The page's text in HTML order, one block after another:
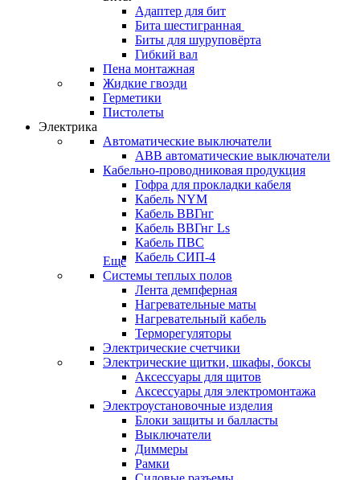
Адаптер для бит
Бита шестигранная
Биты для шуруповёрта
Гибкий вал
Пена монтажная
Жидкие гвозди
Герметики
Пистолеты
Электрика
Автоматические выключатели
ABB автоматические выключатели
Кабельно-проводниковая продукция
Гофра для прокладки кабеля
Кабель NYM
Кабель ВВГнг
Кабель ВВГнг Ls
Кабель ПВС
Кабель СИП-4
Еще
Системы теплых полов
Лента демпферная
Нагревательные маты
Нагревательный кабель
Терморегуляторы
Электрические счетчики
Электрические щитки, шкафы, боксы
Аксессуары для щитов
Аксессуары для электромонтажа
Электроустановочные изделия
Блоки защиты и балласты
Выключатели
Диммеры
Рамки